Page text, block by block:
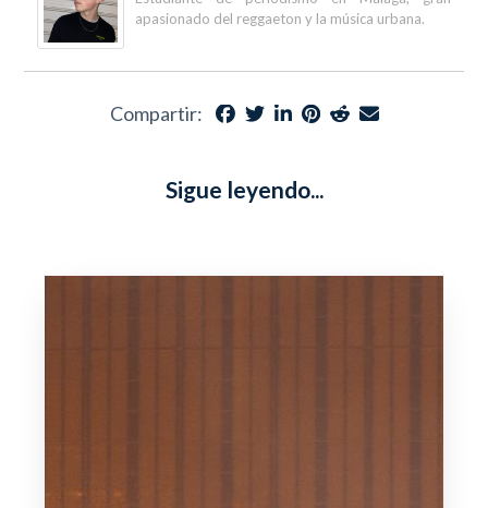
apasionado del reggaeton y la música urbana.
Compartir:
Sigue leyendo...